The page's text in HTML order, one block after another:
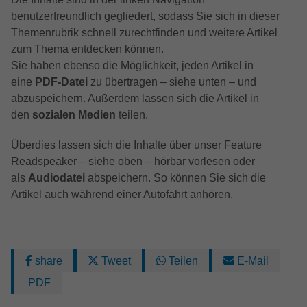
benutzerfreundlich gegliedert, sodass Sie sich in dieser
Themenrubrik schnell zurechtfinden und weitere Artikel
zum Thema entdecken können.
Sie haben ebenso die Möglichkeit, jeden Artikel in
eine PDF-Datei zu übertragen – siehe unten – und
abzuspeichern. Außerdem lassen sich die Artikel in
den sozialen Medien teilen.
Überdies lassen sich die Inhalte über unser Feature
Readspeaker – siehe oben – hörbar vorlesen oder
als Audiodatei abspeichern. So können Sie sich die
Artikel auch während einer Autofahrt anhören.
share Tweet Teilen
E-Mail
PDF
Anbieter TYPO3
Laufzeit 1 Jahr
Zweck
Enthält die gewählten Tracking-Optin-
Einstellungen.
Zweck
Kampagnendaten zu berechnen und die
Nutzung der Website für den
Analysebericht der Website zu verfolgen.
anonym und weisen eine randoly
generierte Nummer zu, um eindeutige
Besucher zu identifizieren.
Name _gid
Anbieter Google LLC
installiert. Das Cookie wird verwendet, um
Informationen darüber zu speichern, wie
Anbieter Google LLC
Laufzeit 6 Monate
Das NID-Cookie enthält eine eindeutige
ID, über die Google Ihre bevorzugten
Einstellungen und andere Informationen
speichert, insbesondere Ihre bevorzugte
Suchergebnisse pro Seite angezeigt
werden sollen (z. B. 10 oder 20) und ob
soll.
Externe Inhalte
Wir verwenden auf unserer Website externe Inhalte, um
Ihnen zusätzliche Informationen anzubieten.